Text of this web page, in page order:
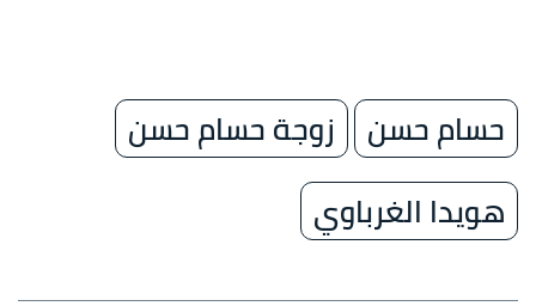
حسام حسن
زوجة حسام حسن
هويدا الغرباوي